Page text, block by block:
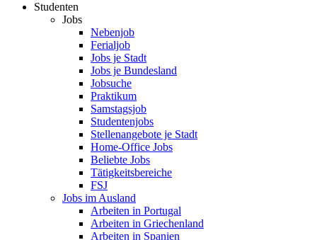
Studenten
Jobs
Nebenjob
Ferialjob
Jobs je Stadt
Jobs je Bundesland
Jobsuche
Praktikum
Samstagsjob
Studentenjobs
Stellenangebote je Stadt
Home-Office Jobs
Beliebte Jobs
Tätigkeitsbereiche
FSJ
Jobs im Ausland
Arbeiten in Portugal
Arbeiten in Griechenland
Arbeiten in Spanien